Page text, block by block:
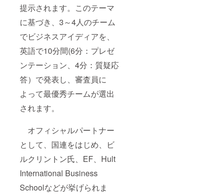
提示されます。このテーマ
に基づき、3～4人のチーム
でビジネスアイディアを、
英語で10分間(6分：プレゼ
ンテーション、4分：質疑応
答）で発表し、審査員に
よって最優秀チームが選出
されます。
オフィシャルパートナー
として、国連をはじめ、ビ
ルクリントン氏、EF、Hult
International Business
Schoolなどが挙げられま